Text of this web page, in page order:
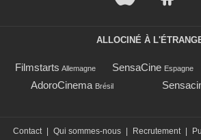
ALLOCINÉ À
Filmstarts Allemagne SensaCine Espagne
AdoroCinema Brésil
Contact Qui sommes-nous Recrutement